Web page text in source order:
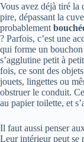
Vous avez déjà tiré la
pire, dépassant la
probablement
? Parfois, c’est une
qui forme un
s’agglutine petit à
fois, ce sont des
jouets, lingettes ou
obstruer le conduit.
au papier toilette, et
Il faut aussi penser
Leur intérieur peut se